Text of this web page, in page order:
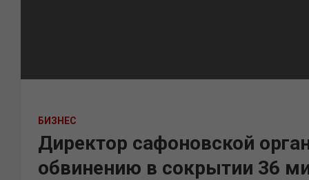
БИЗНЕС
Директор сафоновской
обвинению в сокрытии 36